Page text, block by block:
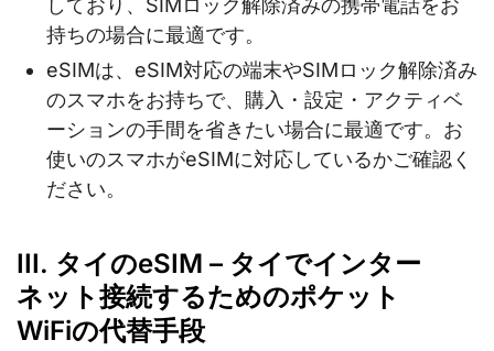
持ちの場合に最適です。
eSIMは、eSIM対応の端末やSIMロック解除済み
のスマホをお持ちで、購入・設定・アクティベ
ーションの手間を省きたい場合に最適です。お
使いのスマホがeSIMに対応しているかご確認く
ださい。
III. タイのeSIM – タイでインター
ネット接続するためのポケット
WiFiの代替手段